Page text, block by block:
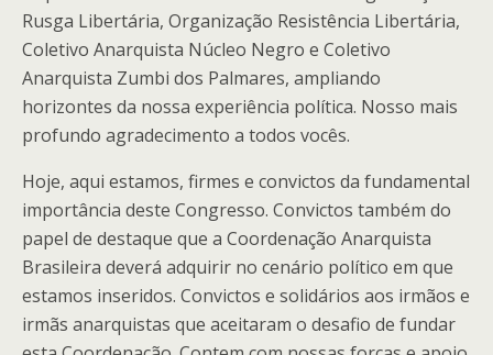
Rusga Libertária, Organização Resistência Libertária,
Coletivo Anarquista Núcleo Negro e Coletivo
Anarquista Zumbi dos Palmares, ampliando
horizontes da nossa experiência política. Nosso mais
profundo agradecimento a todos vocês.
Hoje, aqui estamos, firmes e convictos da fundamental
importância deste Congresso. Convictos também do
papel de destaque que a Coordenação Anarquista
Brasileira deverá adquirir no cenário político em que
estamos inseridos. Convictos e solidários aos irmãos e
irmãs anarquistas que aceitaram o desafio de fundar